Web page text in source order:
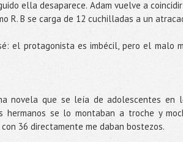
ella desaparece. Adam vuelve a
R. B se carga de 12 cuchilladas a un
el protagonista es imbécil, pero el malo
novela que se leía de adolescentes en
hermanos se lo montaban a troche y
36 directamente me daban bostezos.